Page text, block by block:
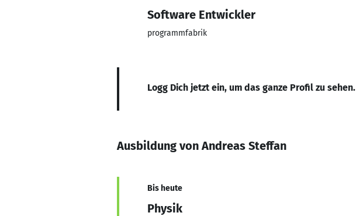
Software Entwickler
programmfabrik
Logg Dich jetzt ein, um das ganze Profil zu sehen.
Ausbildung von Andreas Steffan
Bis heute
Physik